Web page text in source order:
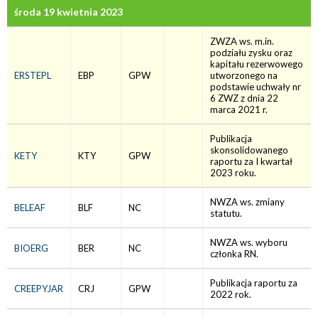
środa 19 kwietnia 2023
ERSTEPL EBP GPW
ZWZA ws. m.in.
podziału zysku oraz
kapitału rezerwowego
utworzonego na
podstawie uchwały nr
6 ZWZ z dnia 22
marca 2021 r.
KETY KTY GPW
Publikacja
skonsolidowanego
raportu za I kwartał
2023 roku.
BELEAF BLF NC
NWZA ws. zmiany
statutu.
BIOERG BER NC
NWZA ws. wyboru
członka RN.
CREEPYJAR CRJ GPW
Publikacja raportu za
2022 rok.